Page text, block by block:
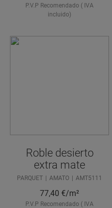
P.V.P Recomendado ( IVA
incluido)
Roble desierto
extra mate
PARQUET AMATO AMT5111
77,40 €/m²
P.V.P Recomendado ( IVA